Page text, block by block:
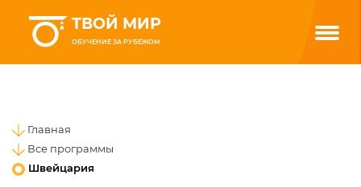
ТВОЙ МИР
ОБУЧЕНИЕ ЗА РУБЕЖОМ
Главная
Все программы
Швейцария